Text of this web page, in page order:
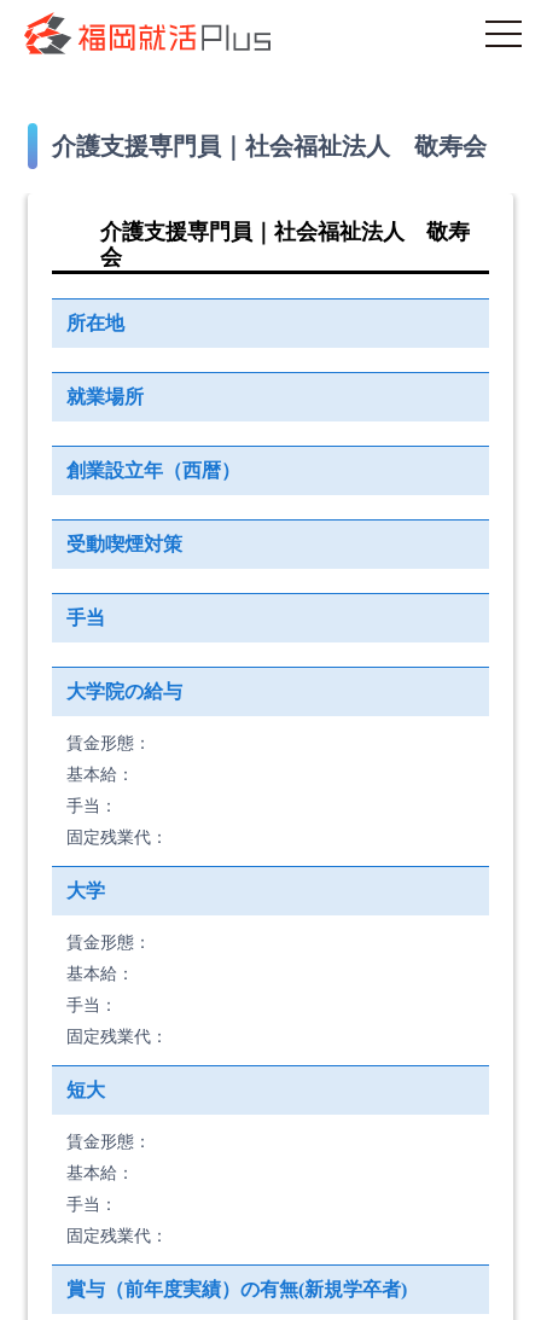
介護支援専門員｜社会福祉法人 敬寿会
介護支援専門員｜社会福祉法人 敬寿
会
所在地
就業場所
創業設立年（西暦）
受動喫煙対策
手当
大学院の給与
賃金形態：
基本給：
手当：
固定残業代：
大学
賃金形態：
基本給：
手当：
固定残業代：
短大
賃金形態：
基本給：
手当：
固定残業代：
賞与（前年度実績）の有無(新規学卒者)